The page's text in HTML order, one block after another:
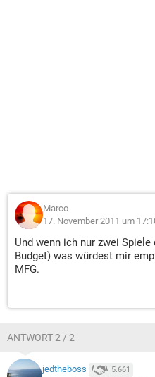
Marco
17. November 2011 um
Und wenn ich nur zwei
Budget) was würdest mir
MFG.
ANTWORT 2 / 2
jedtheboss 5.661